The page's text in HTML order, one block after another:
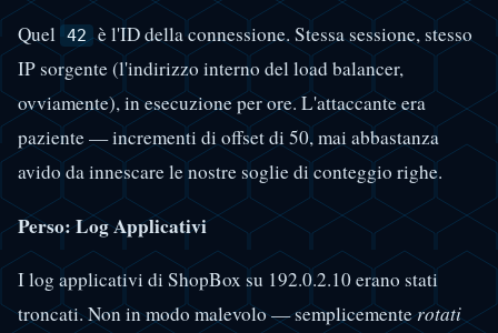
Quel 42 è l'ID della connessione. Stessa sessione, stesso
IP sorgente (l'indirizzo interno del load balancer,
ovviamente), in esecuzione per ore. L'attaccante era
paziente — incrementi di offset di 50, mai abbastanza
avido da innescare le nostre soglie di conteggio righe.
Perso: Log Applicativi
I log applicativi di ShopBox su 192.0.2.10 erano stati
troncati. Non in modo malevolo — semplicementerotati